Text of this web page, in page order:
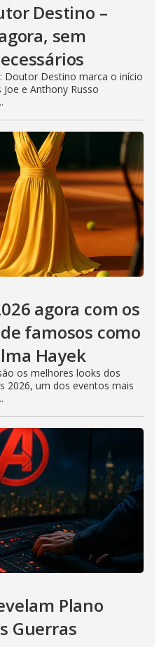
Destino –
sem
Doutor Destino marca o início
e Anthony Russo
agora com os
famosos como
Hayek
os melhores looks dos
2026, um dos eventos mais
Plano
Guerras